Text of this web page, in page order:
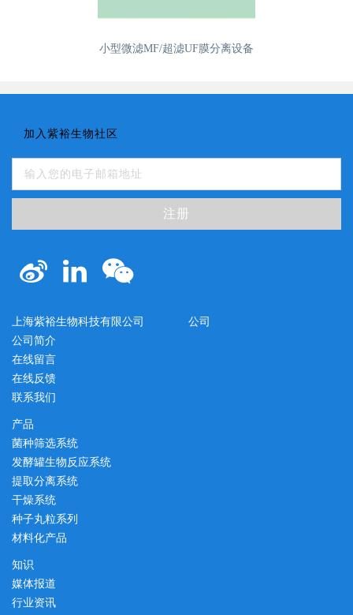
小型微滤MF/超滤UF膜分离设备
加入紫裕生物社区
注册
上海紫裕生物科技有限公司
公司简介
在线留言
在线反馈
联系我们
产品
菌种筛选系统
发酵罐生物反应系统
提取分离系统
干燥系统
种子丸粒系列
材料化产品
知识
媒体报道
行业资讯
公司